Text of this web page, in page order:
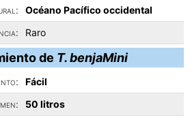
Océano Pacífico occidental
Raro
de T. benjaMini
Fácil
50 litros